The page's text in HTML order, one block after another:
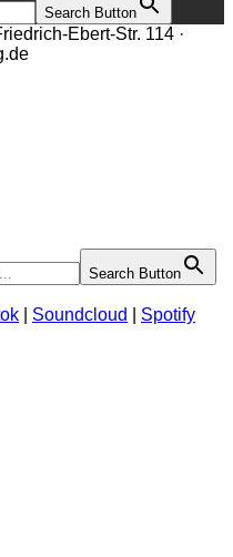
Search Button
Ebert-Str. 114 ·